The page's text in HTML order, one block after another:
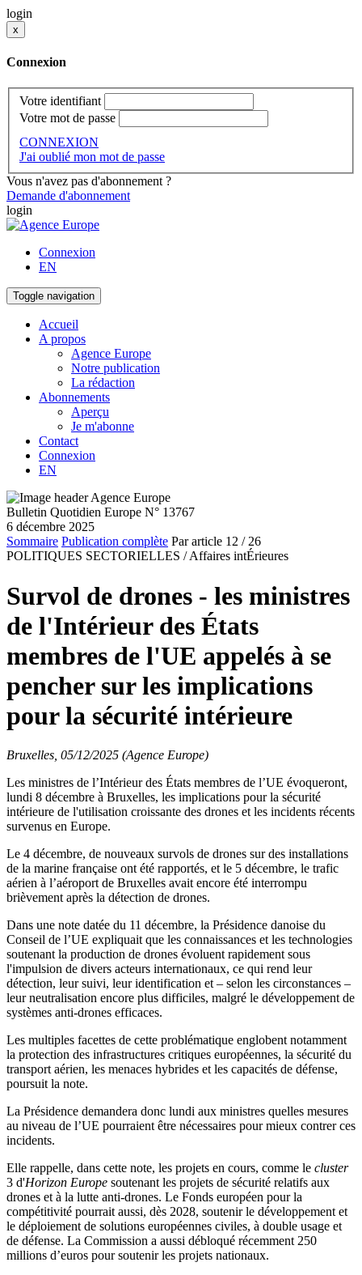
login
x
Connexion
Votre identifiant
Votre mot de passe
CONNEXION
J'ai oublié mon mot de passe
Vous n'avez pas d'abonnement ?
Demande d'abonnement
login
Connexion
EN
Toggle navigation
Accueil
A propos
Agence Europe
Notre publication
La rédaction
Abonnements
Aperçu
Je m'abonne
Contact
Connexion
EN
Bulletin Quotidien Europe N° 13767
6 décembre 2025
Sommaire Publication complète Par article 12 / 26
POLITIQUES SECTORIELLES / Affaires intÉrieures
Survol de drones - les ministres
de l'Intérieur des États
membres de l'UE appelés à se
pencher sur les implications
pour la sécurité intérieure
Bruxelles, 05/12/2025 (Agence Europe)
Les ministres de l’Intérieur des États membres de l’UE évoqueront,
lundi 8 décembre à Bruxelles, les implications pour la sécurité
intérieure de l'utilisation croissante des drones et les incidents récents
survenus en Europe.
Le 4 décembre, de nouveaux survols de drones sur des installations
de la marine française ont été rapportés, et le 5 décembre, le trafic
aérien à l’aéroport de Bruxelles avait encore été interrompu
brièvement après la détection de drones.
Dans une note datée du 11 décembre, la Présidence danoise du
Conseil de l’UE expliquait que les connaissances et les technologies
soutenant la production de drones évoluent rapidement sous
l'impulsion de divers acteurs internationaux, ce qui rend leur
détection, leur suivi, leur identification et – selon les circonstances –
leur neutralisation encore plus difficiles, malgré le développement de
systèmes anti-drones efficaces.
Les multiples facettes de cette problématique englobent notamment
la protection des infrastructures critiques européennes, la sécurité du
transport aérien, les menaces hybrides et les capacités de défense,
poursuit la note.
La Présidence demandera donc lundi aux ministres quelles mesures
au niveau de l’UE pourraient être nécessaires pour mieux contrer ces
incidents.
Elle rappelle, dans cette note, les projets en cours, comme le cluster
3 d'Horizon Europe soutenant les projets de sécurité relatifs aux
drones et à la lutte anti-drones. Le Fonds européen pour la
compétitivité pourrait aussi, dès 2028, soutenir le développement et
le déploiement de solutions européennes civiles, à double usage et
de défense. La Commission a aussi débloqué récemment 250
millions d’euros pour soutenir les projets nationaux.